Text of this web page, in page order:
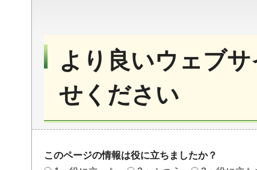
より良いウェブ
せください
このページの情報は役に立ちましたか？